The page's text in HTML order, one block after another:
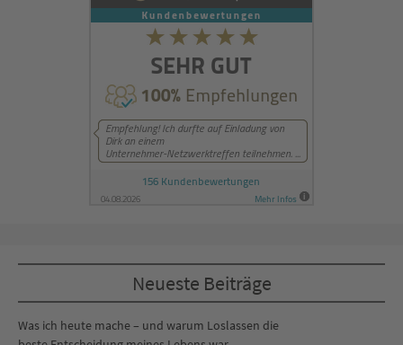
Neueste Beiträge
Was ich heute mache – und warum Loslassen die